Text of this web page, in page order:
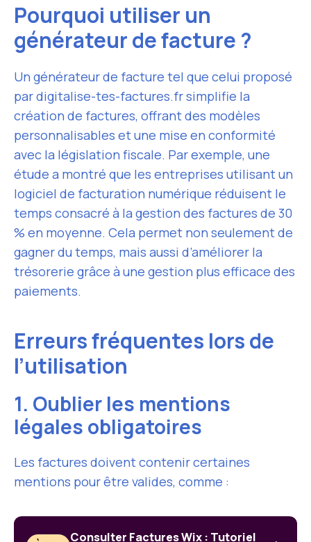
Pourquoi utiliser un
générateur de facture ?
Un générateur de facture tel que celui proposé
par digitalise-tes-factures.fr simplifie la
création de factures, offrant des modèles
personnalisables et une mise en conformité
avec la législation fiscale. Par exemple, une
étude a montré que les entreprises utilisant un
logiciel de facturation numérique réduisent le
temps consacré à la gestion des factures de 30
% en moyenne. Cela permet non seulement de
gagner du temps, mais aussi d’améliorer la
trésorerie grâce à une gestion plus efficace des
paiements.
Erreurs fréquentes lors de
l’utilisation
1. Oublier les mentions
légales obligatoires
Les factures doivent contenir certaines
mentions pour être valides, comme :
Consulter Factures Wix : Tutoriel